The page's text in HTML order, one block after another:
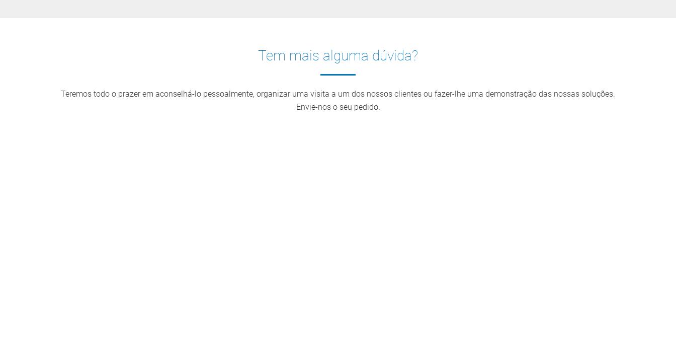
Tem mais alguma dúvida?
Teremos todo o prazer em aconselhá-lo pessoalmente, organizar uma visita a um dos nossos clientes ou fazer-lhe uma demonstração das nossas soluções.
Envie-nos o seu pedido.